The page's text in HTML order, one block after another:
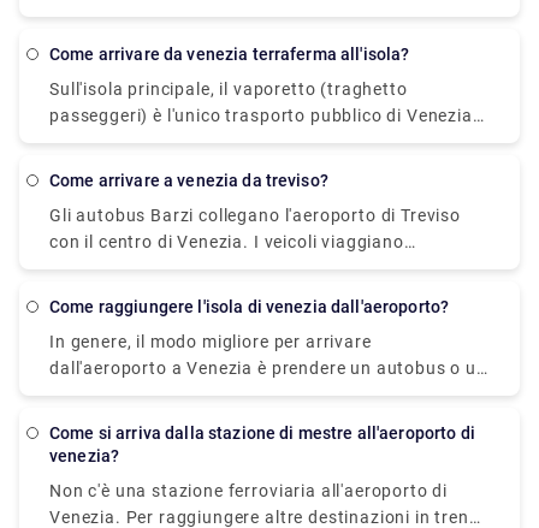
taxi dall'aeroporto fino a Piazzale Roma e poi salire
taxi. Puoi anche noleggiare un'auto senza
conducente. Il viaggio in autobus dura circa 30
minuti, la tariffa dell'autobus è di 8 EUR. La navetta
raggiungerà la destinazione in 20 minuti e dovrai
come arrivare da venezia terraferma all'isola?
Sull'isola principale, il vaporetto (traghetto
passeggeri) è l'unico trasporto pubblico di Venezia.
Ci sono traghetti intorno all'isola e sul Canal Grande
molto frequenti, ogni pochi minuti.
come arrivare a venezia da treviso?
Gli autobus Barzi collegano l'aeroporto di Treviso
con il centro di Venezia. I veicoli viaggiano
esattamente agli stessi orari degli autobus ATVO e
impiegano solo 40 minuti per arrivare in centro,
invece di 70 minuti, visto che usano l'autostrada.
come raggiungere l'isola di venezia dall'aeroporto?
In genere, il modo migliore per arrivare
dall'aeroporto a Venezia è prendere un autobus o un
taxi dall'aeroporto fino a Piazzale Roma e poi salire
Alilaguna direttamente dall'aeroporto e scendere al
come si arriva dalla stazione di mestre all'aeroporto di
venezia?
Non c'è una stazione ferroviaria all'aeroporto di
Venezia. Per raggiungere altre destinazioni in treno,